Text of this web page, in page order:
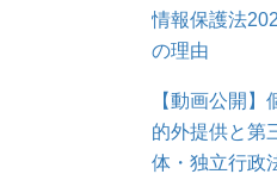
情報保護法
の理由
【動画公開】
的外提供と第
体・独立行政